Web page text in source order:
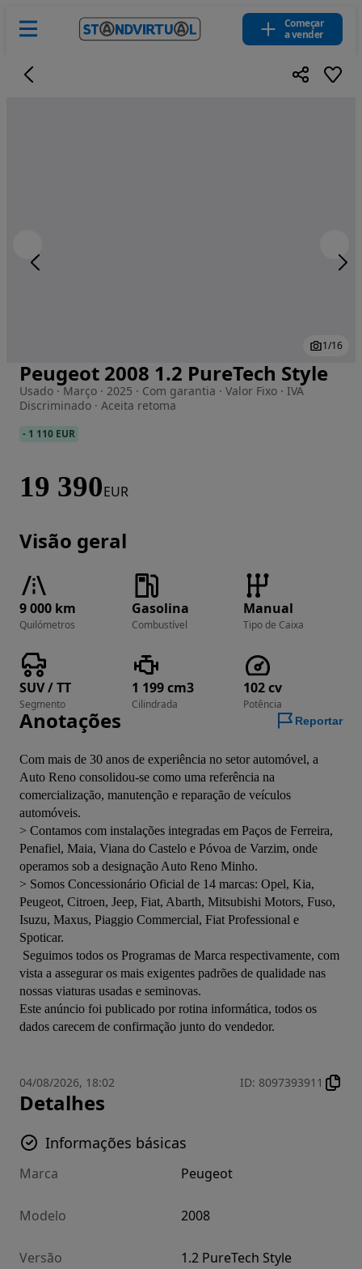
Começar
a vender
Imagem 1 de 16
1/16
Peugeot 2008 1.2 PureTech Style
Usado · Março · 2025 · Com garantia · Valor Fixo · IVA
Discriminado · Aceita retoma
- 1 110 EUR
19 390EUR
Visão geral
9 000 km
Quilómetros
Gasolina
Combustível
Manual
Tipo de Caixa
SUV / TT
Segmento
1 199 cm3
Cilindrada
102 cv
Potência
Anotações Reportar
Com mais de 30 anos de experiência no setor automóvel, a
Auto Reno consolidou-se como uma referência na
comercialização, manutenção e reparação de veículos
automóveis.
> Contamos com instalações integradas em Paços de Ferreira,
Penafiel, Maia, Viana do Castelo e Póvoa de Varzim, onde
operamos sob a designação Auto Reno Minho.
> Somos Concessionário Oficial de 14 marcas: Opel, Kia,
Peugeot, Citroen, Jeep, Fiat, Abarth, Mitsubishi Motors, Fuso,
Isuzu, Maxus, Piaggio Commercial, Fiat Professional e
Spoticar.
vista a assegurar os mais exigentes padrões de qualidade nas
nossas viaturas usadas e seminovas.
Este anúncio foi publicado por rotina informática, todos os
dados carecem de confirmação junto do vendedor.
04/08/2026, 18:02 ID: 8097393911
Detalhes
Informações básicas
Marca Peugeot
Modelo 2008
Versão 1.2 PureTech Style